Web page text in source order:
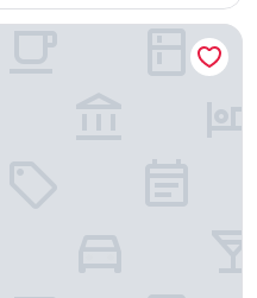
Hot Spring